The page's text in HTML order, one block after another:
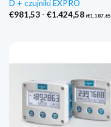
D + czujniki EXPRO
€981,53 - €1.424,58Zakres
(€1.187,65